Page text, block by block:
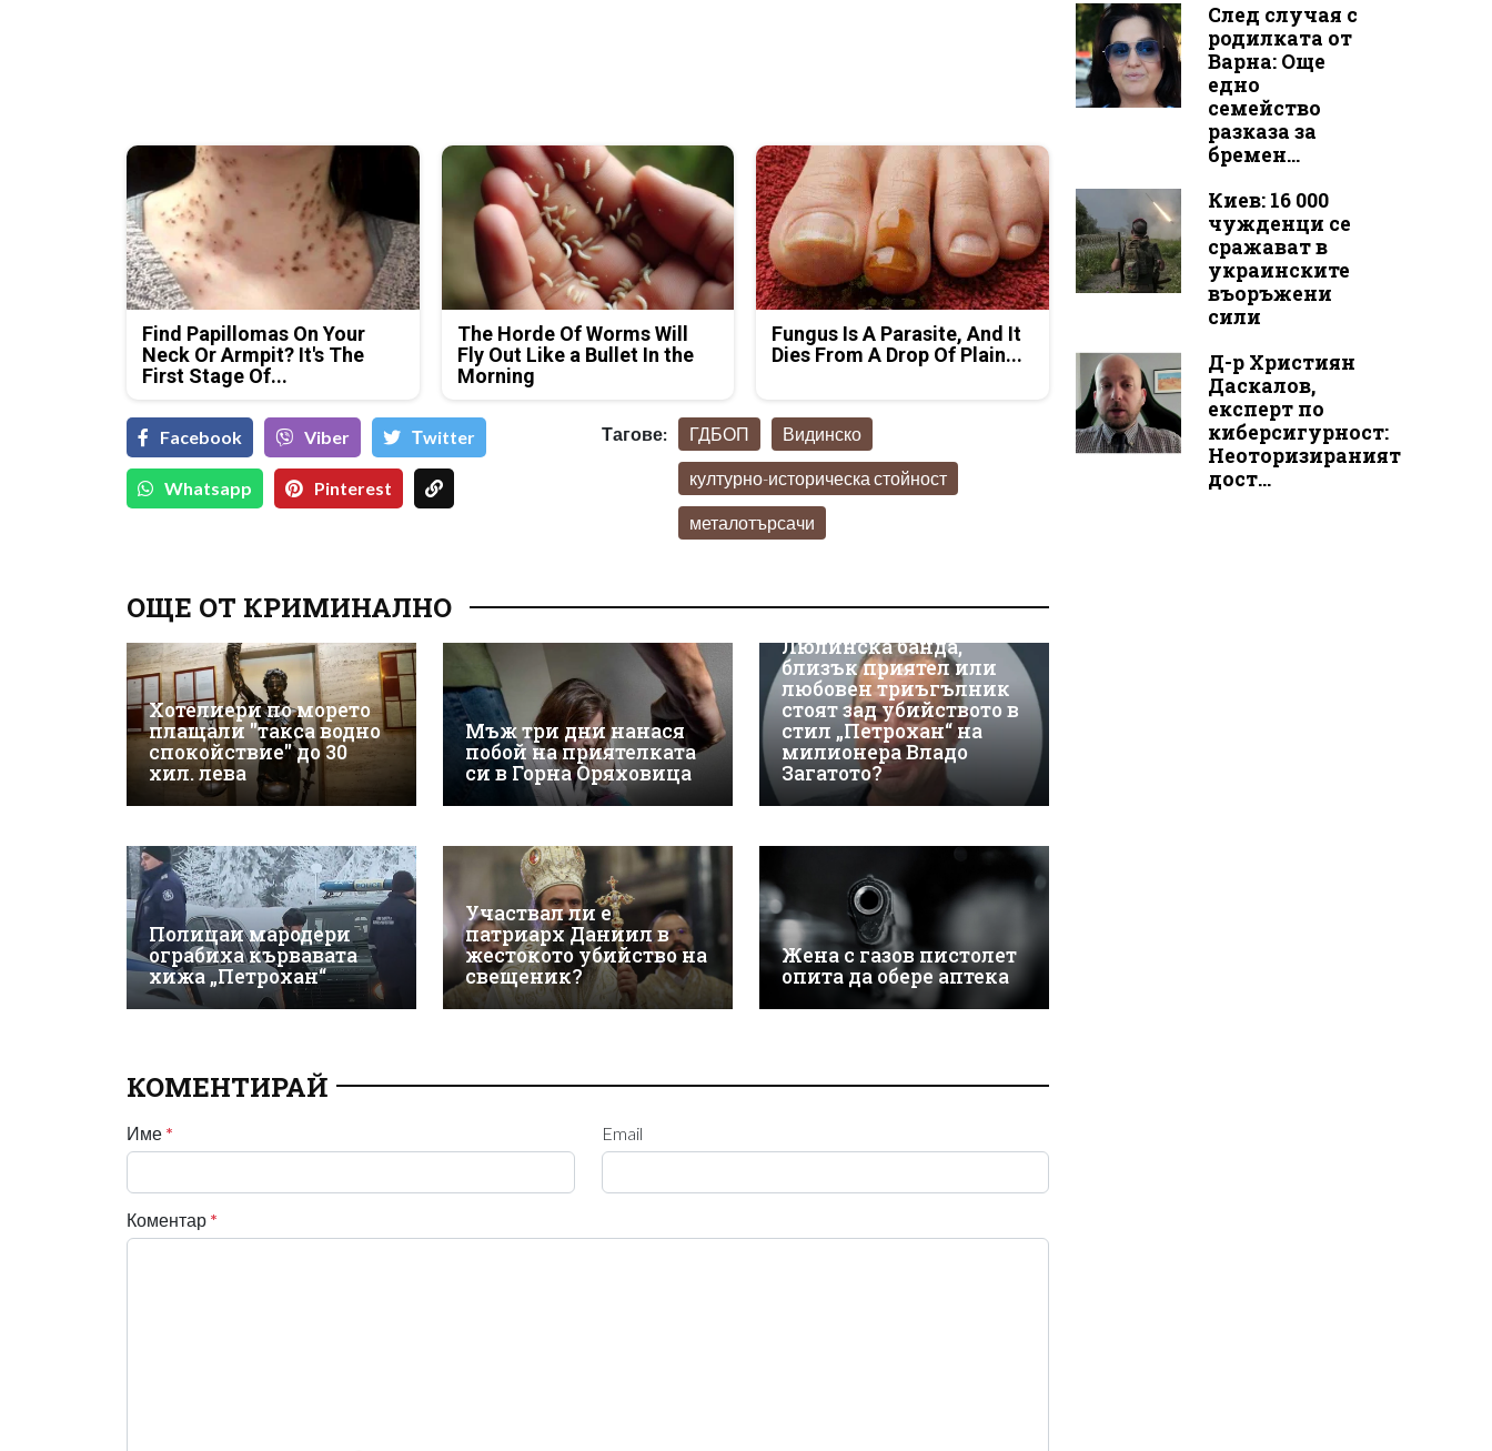
Find Papillomas On Your
Neck Or Armpit? It's The
First Stage Of...
The Horde Of Worms Will
Fly Out Like a Bullet In the
Morning
Fungus Is A Parasite, And It
Dies From A Drop Of Plain...
Facebook Viber Тwitter
Whatsapp Pinterest
Тагове: ГДБОП Видинско
културно-историческа стойност
металотърсачи
ОЩЕ ОТ КРИМИНАЛНО
Хотелиери по морето
плащали "такса водно
спокойствие" до 30
хил. лева
Мъж три дни нанася
побой на приятелката
си в Горна Оряховица
Люлинска банда,
близък приятел или
любовен триъгълник
стоят зад убийството в
стил „Петрохан“ на
милионера Владо
Загатото?
Полицаи мародери
ограбиха кървавата
хижа „Петрохан“
Участвал ли е
патриарх Даниил в
жестокото убийство на
свещеник?
Жена с газов пистолет
опита да обере аптека
КОМЕНТИРАЙ
Име * Email
Коментар *
След случая с
родилката от
Варна: Още
едно
семейство
разказа за
бремен...
Киев: 16 000
чужденци се
сражават в
украинските
въоръжени
сили
Д-р Християн
Даскалов,
експерт по
киберсигурност:
Неоторизираният
дост...